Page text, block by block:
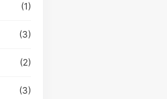
(1)
(3)
(2)
(3)